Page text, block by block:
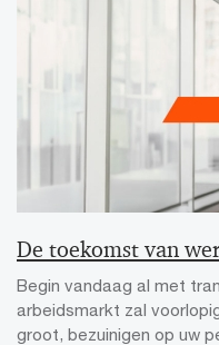
De toekomst van
Begin vandaag al met
arbeidsmarkt zal
groot, bezuinigen op uw